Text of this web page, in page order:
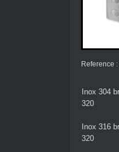
Reference
Inox 304
320
Inox 316
320